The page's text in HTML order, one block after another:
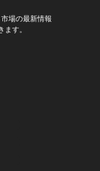
場の最新情報
す。